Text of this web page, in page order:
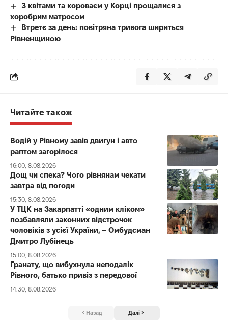
З квітами та короваєм у Корці прощалися з
хоробрим матросом
Втретє за день: повітряна тривога шириться
Рівненщиною
Читайте також
Водій у Рівному завів двигун і авто
раптом загорілося
16:00, 8.08.2026
Дощ чи спека? Чого рівнянам чекати
завтра від погоди
15:30, 8.08.2026
У ТЦК на Закарпатті «одним кліком»
позбавляли законних відстрочок
чоловіків з усієї України, – Омбудсман
Дмитро Лубінець
15:00, 8.08.2026
Гранату, що вибухнула неподалік
Рівного, батько привіз з передової
14:30, 8.08.2026
Назад Далі